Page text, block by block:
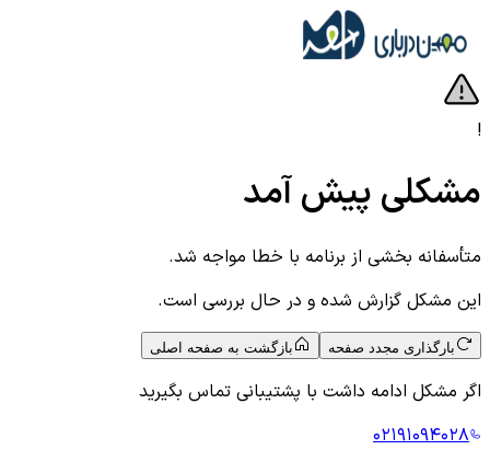
!
مشکلی پیش آمد
متأسفانه بخشی از برنامه با خطا مواجه شد.
این مشکل گزارش شده و در حال بررسی است.
بارگذاری مجدد صفحه بازگشت به صفحه اصلی
اگر مشکل ادامه داشت با پشتیبانی تماس بگیرید
۰۲۱۹۱۰۹۴۰۲۸